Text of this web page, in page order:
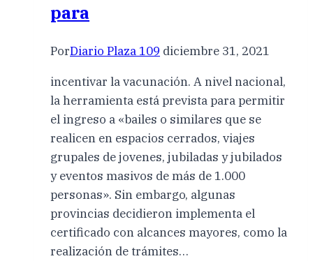
para
PorDiario Plaza 109 diciembre 31, 2021
incentivar la vacunación. A nivel nacional,
la herramienta está prevista para permitir
el ingreso a «bailes o similares que se
realicen en espacios cerrados, viajes
grupales de jovenes, jubiladas y jubilados
y eventos masivos de más de 1.000
personas». Sin embargo, algunas
provincias decidieron implementa el
certificado con alcances mayores, como la
realización de trámites…